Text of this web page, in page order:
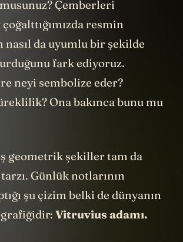
Çemberleri
resmin
nasıl da uyumlu bir şekilde
fark ediyoruz.
neyi sembolize eder?
Ona bakınca bunu mu
geometrik şekiller tam da
Günlük notlarının
şu çizim belki de dünyanın
Vitruvius adamı.